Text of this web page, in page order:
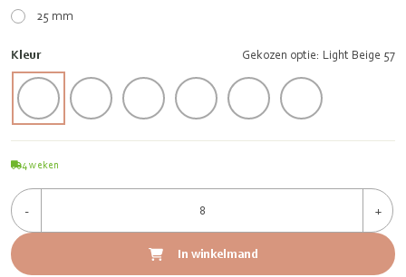
25 mm
Kleur Gekozen optie: Light Beige 57
4weken
- +
In winkelmand